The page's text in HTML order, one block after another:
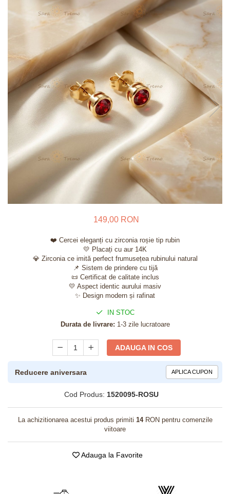
Bijuterii pentru barbati
Bratari
Talismane
Verighete
Bijuterii din argint placate cu aur
24K
149,00 RON
❤️ Cercei eleganți cu zirconia roșie tip rubin
💛 Placați cu aur 14K
💎 Zirconia ce imită perfect frumusețea rubinului natural
📌 Sistem de prindere cu tijă
📜 Certificat de calitate inclus
💛 Aspect identic aurului masiv
✨ Design modern și rafinat
IN STOC
Durata de livrare: 1-3 zile lucratoare
ADAUGA IN COS
Reducere aniversara APLICA CUPON
Cod Produs: 1520095-ROSU
La achizitionarea acestui produs primiti 14RON pentru comenzile
viitoare
Adauga la Favorite